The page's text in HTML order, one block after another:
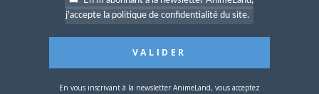
L’AnimeLand Hors-Série
j'accepte la politique de confidentialité du site.
En vous inscrivant à la newsletter AnimeLand, vous acceptez